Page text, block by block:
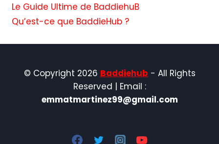
Le Guide Ultime de BaddiehuB
Qu’est-ce que BaddieHub ?
© Copyright 2026 Baddiehub - All Rights
Reserved | Email :
emmatmartinez99@gmail.com